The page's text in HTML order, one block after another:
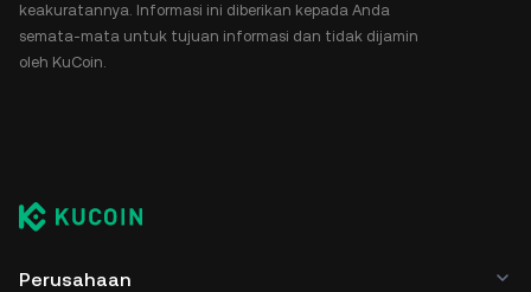
keakuratannya. Informasi ini diberikan kepada Anda
semata-mata untuk tujuan informasi dan tidak dijamin
oleh KuCoin.
Perusahaan